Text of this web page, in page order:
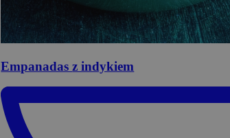
Empanadasz indykiem